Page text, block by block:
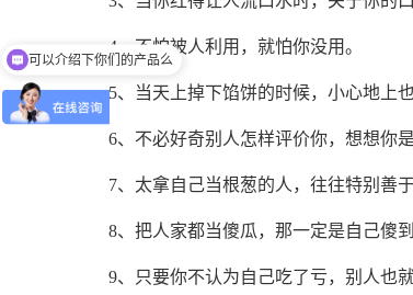
4、不怕被人利用，就怕你没用。
5、当天上掉下馅饼的时候，小心地上也
6、不必好奇别人怎样评价你，想想你是
7、太拿自己当根葱的人，往往特别善于
8、把人家都当傻瓜，那一定是自己傻到
9、只要你不认为自己吃了亏，别人也就
可以介绍下你们的产品么